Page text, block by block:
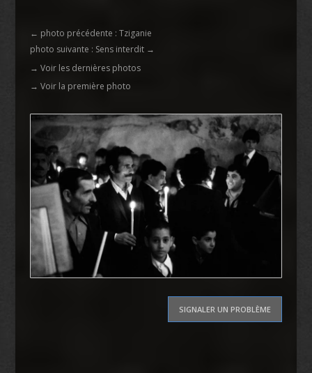
← photo précédente : Tziganie
photo suivante : Sens interdit→
→ Voir les dernières photos
→ Voir la première photo
SIGNALER UN PROBLÈME